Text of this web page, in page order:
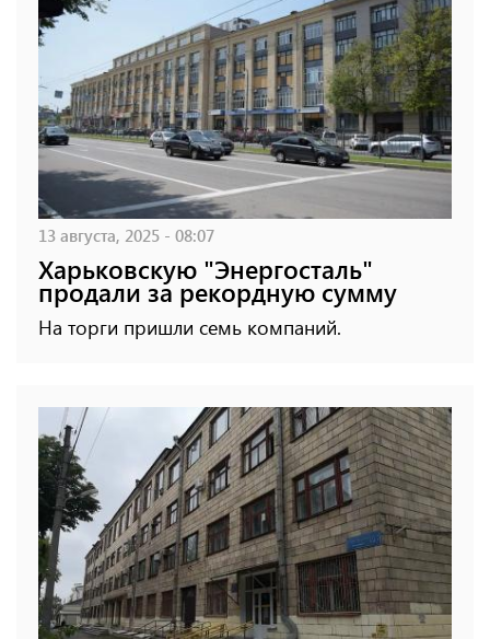
13 августа, 2025 - 08:07
Харьковскую "Энергосталь"
продали за рекордную сумму
На торги пришли семь компаний.